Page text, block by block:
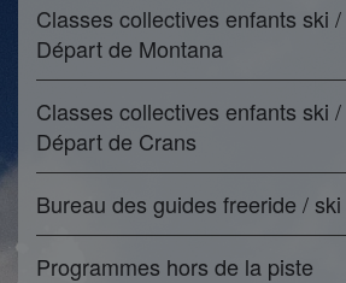
Classes collectives enfants ski
Départ de Montana
Classes collectives enfants ski
Départ de Crans
Bureau des guides freeride /
Programmes hors de la piste